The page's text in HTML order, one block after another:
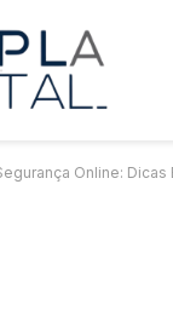
Online: